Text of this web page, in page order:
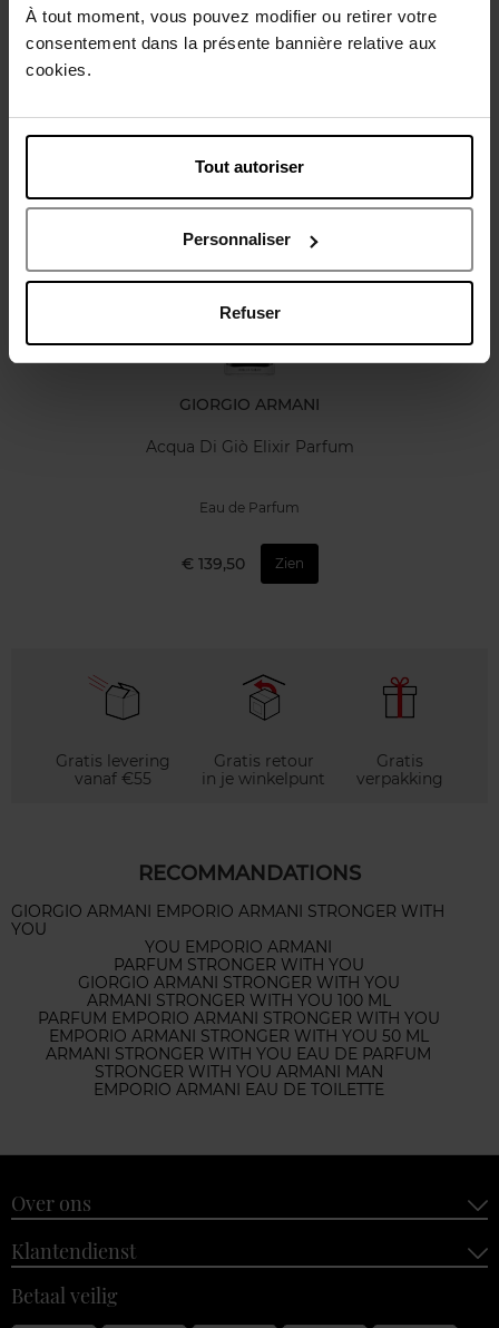
À tout moment, vous pouvez modifier ou retirer votre
consentement dans la présente bannière relative aux
cookies.
Tout autoriser
Personnaliser
Refuser
Karakteristieken
Review Beleid inzake klantbeoordelingen
Nog iets vergeten ?
GIORGIO ARMANI
Acqua Di Giò Elixir Parfum
Eau de Parfum
€ 139,50 Zien
Gratis levering
vanaf €55
Gratis retour
in je winkelpunt
Gratis
verpakking
RECOMMANDATIONS
GIORGIO ARMANI EMPORIO ARMANI STRONGER WITH
YOU
YOU EMPORIO ARMANI
PARFUM STRONGER WITH YOU
GIORGIO ARMANI STRONGER WITH YOU
ARMANI STRONGER WITH YOU 100 ML
PARFUM EMPORIO ARMANI STRONGER WITH YOU
EMPORIO ARMANI STRONGER WITH YOU 50 ML
ARMANI STRONGER WITH YOU EAU DE PARFUM
STRONGER WITH YOU ARMANI MAN
EMPORIO ARMANI EAU DE TOILETTE
Over ons
Klantendienst
Betaal veilig